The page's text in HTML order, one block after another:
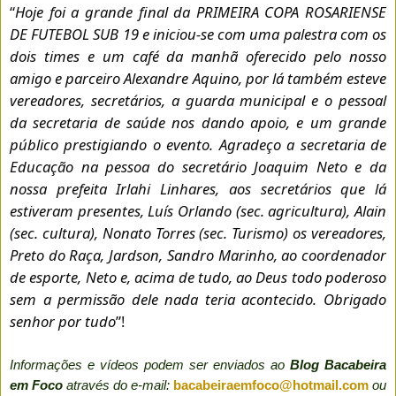
“Hoje foi a grande final da PRIMEIRA COPA ROSARIENSE
DE FUTEBOL SUB 19 e iniciou-se com uma palestra com os
dois times e um café da manhã oferecido pelo nosso
amigo e parceiro Alexandre Aquino, por lá também esteve
vereadores, secretários, a guarda municipal e o pessoal
da secretaria de saúde nos dando apoio, e um grande
público prestigiando o evento. Agradeço a secretaria de
Educação na pessoa do secretário Joaquim Neto e da
nossa prefeita Irlahi Linhares, aos secretários que lá
estiveram presentes, Luís Orlando (sec. agricultura), Alain
(sec. cultura), Nonato Torres (sec. Turismo) os vereadores,
Preto do Raça, Jardson, Sandro Marinho, ao coordenador
de esporte, Neto e, acima de tudo, ao Deus todo poderoso
sem a permissão dele nada teria acontecido. Obrigado
senhor por tudo”!
Informações e vídeos podem ser enviados ao Blog Bacabeira
em Foco através do e-mail: bacabeiraemfoco@hotmail.com ou